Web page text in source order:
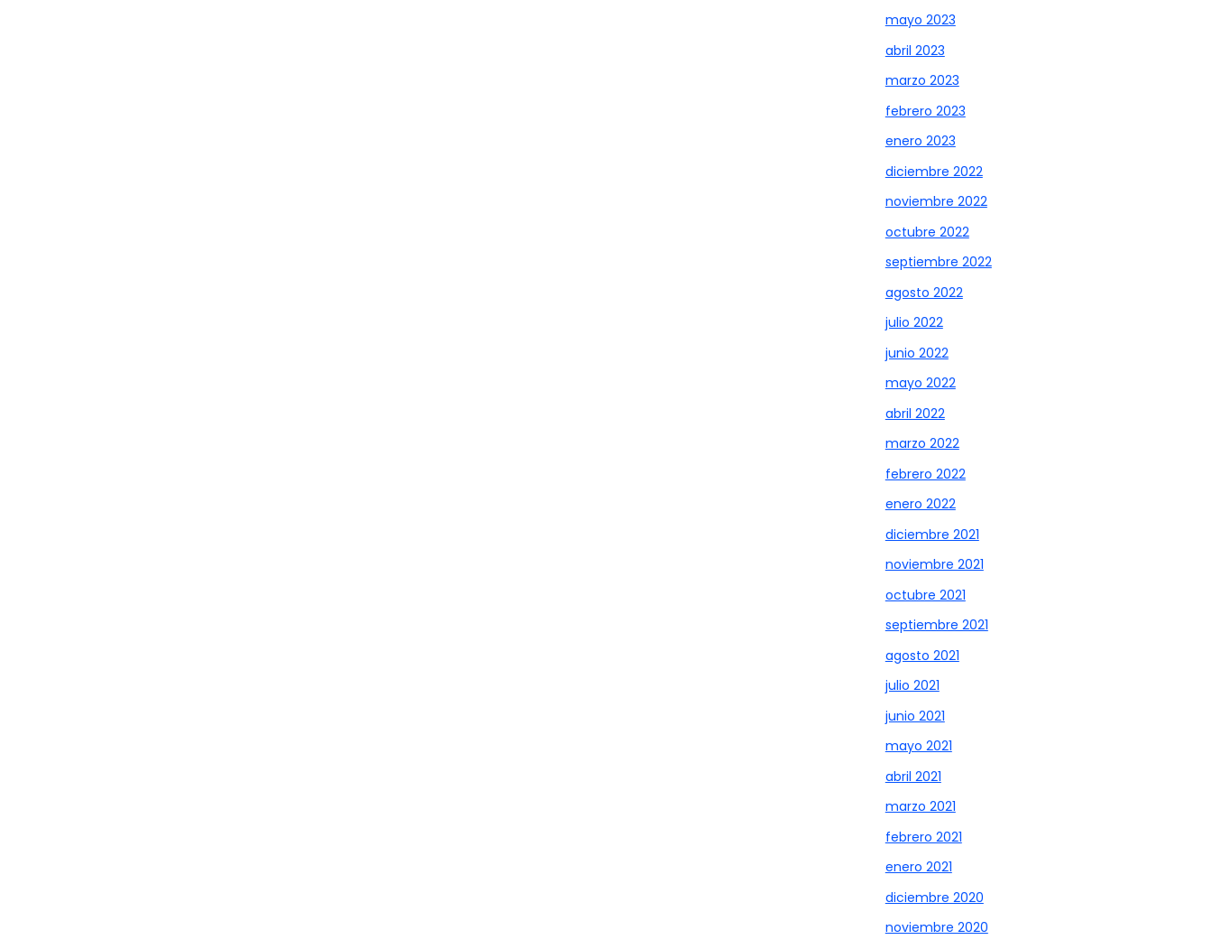
mayo 2023
abril 2023
marzo 2023
febrero 2023
enero 2023
diciembre 2022
noviembre 2022
octubre 2022
septiembre 2022
agosto 2022
julio 2022
junio 2022
mayo 2022
abril 2022
marzo 2022
febrero 2022
enero 2022
diciembre 2021
noviembre 2021
octubre 2021
septiembre 2021
agosto 2021
julio 2021
junio 2021
mayo 2021
abril 2021
marzo 2021
febrero 2021
enero 2021
diciembre 2020
noviembre 2020